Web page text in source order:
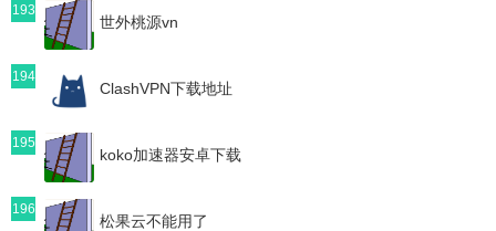
193
世外桃源vn
194
ClashVPN下载地址
195
koko加速器安卓下载
196
松果云不能用了